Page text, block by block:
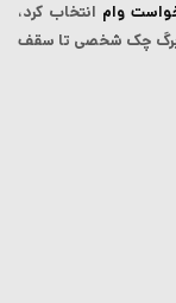
وام انتخاب کرد،
برگ چک شخصی تا سقف